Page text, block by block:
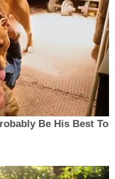
Be His Best To